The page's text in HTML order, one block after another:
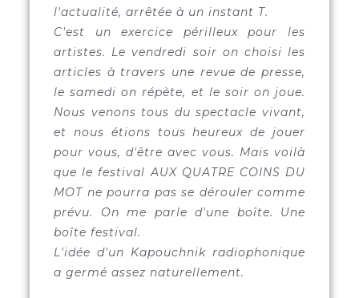
l'actualité, arrêtée à un instant T.
C'est un exercice périlleux pour les
artistes. Le vendredi soir on choisi les
articles à travers une revue de presse,
le samedi on répète, et le soir on joue.
Nous venons tous du spectacle vivant,
et nous étions tous heureux de jouer
pour vous, d'être avec vous. Mais voilà
que le festival AUX QUATRE COINS DU
MOT ne pourra pas se dérouler comme
prévu. On me parle d'une boîte. Une
boîte festival.
L'idée d'un Kapouchnik radiophonique
a germé assez naturellement.